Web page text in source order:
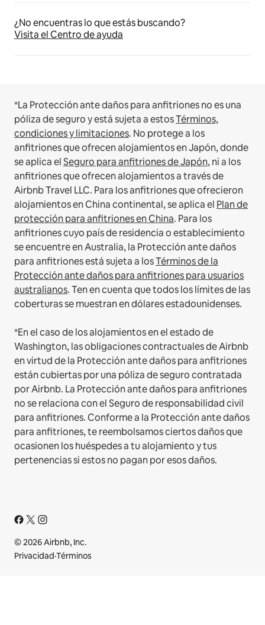
¿No encuentras lo que estás buscando?
Visita el Centro de ayuda
*La Protección ante daños para anfitriones no es una
póliza de seguro y está sujeta a estosTérminos,
condiciones y limitaciones. No protege a los
anfitriones que ofrecen alojamientos en Japón, donde
se aplica elSeguro para anfitriones de Japón, ni a los
anfitriones que ofrecen alojamientos a través de
Airbnb Travel LLC. Para los anfitriones que ofrecieron
alojamientos en China continental, se aplica el Plan de
protección para anfitriones en China. Para los
anfitriones cuyo país de residencia o establecimiento
se encuentre en Australia, la Protección ante daños
para anfitriones está sujeta a losTérminos de la
Protección ante daños para anfitriones para usuarios
australianos. Ten en cuenta que todos los límites de las
coberturas se muestran en dólares estadounidenses.
*En el caso de los alojamientos en el estado de
Washington, las obligaciones contractuales de Airbnb
en virtud de la Protección ante daños para anfitriones
están cubiertas por una póliza de seguro contratada
por Airbnb. La Protección ante daños para anfitriones
no se relaciona con el Seguro de responsabilidad civil
para anfitriones. Conforme a la Protección ante daños
para anfitriones, te reembolsamos ciertos daños que
ocasionen los huéspedes a tu alojamiento y tus
pertenencias si estos no pagan por esos daños.
© 2026 Airbnb, Inc.
Privacidad·Términos